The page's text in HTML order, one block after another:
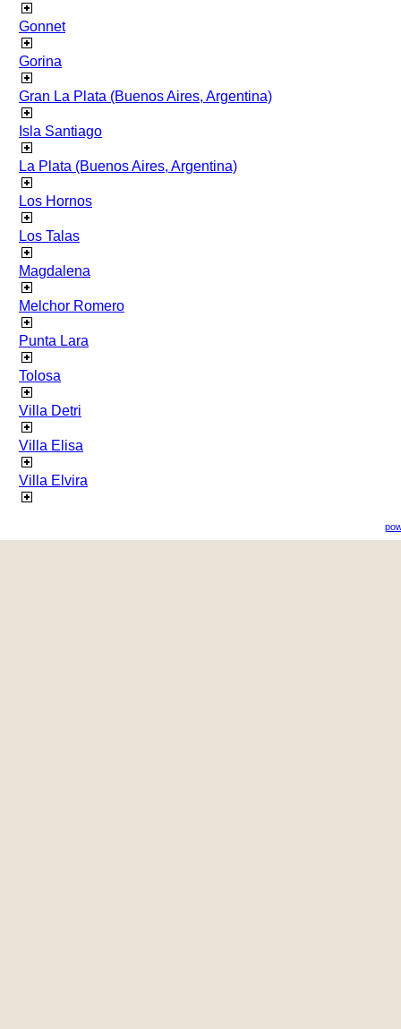
Gonnet
Gorina
Gran La Plata (Buenos Aires, Argentina)
Isla Santiago
La Plata (Buenos Aires, Argentina)
Los Hornos
Los Talas
Magdalena
Melchor Romero
Punta Lara
Tolosa
Villa Detri
Villa Elisa
Villa Elvira